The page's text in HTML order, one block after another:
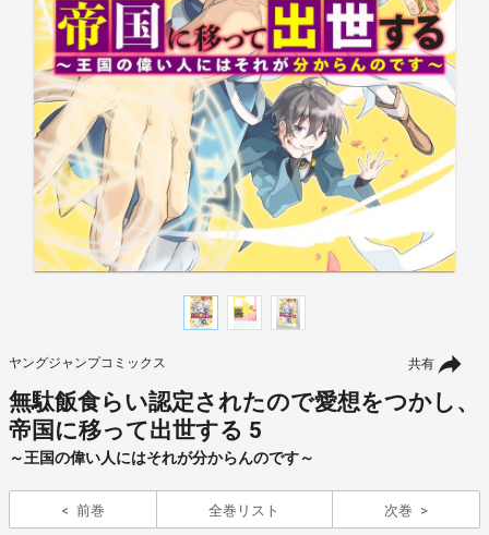
共有
ヤングジャンプコミックス
無駄飯食らい認定されたので愛想をつかし、
帝国に移って出世する 5
～王国の偉い人にはそれが分からんのです～
前巻 全巻リスト 次巻